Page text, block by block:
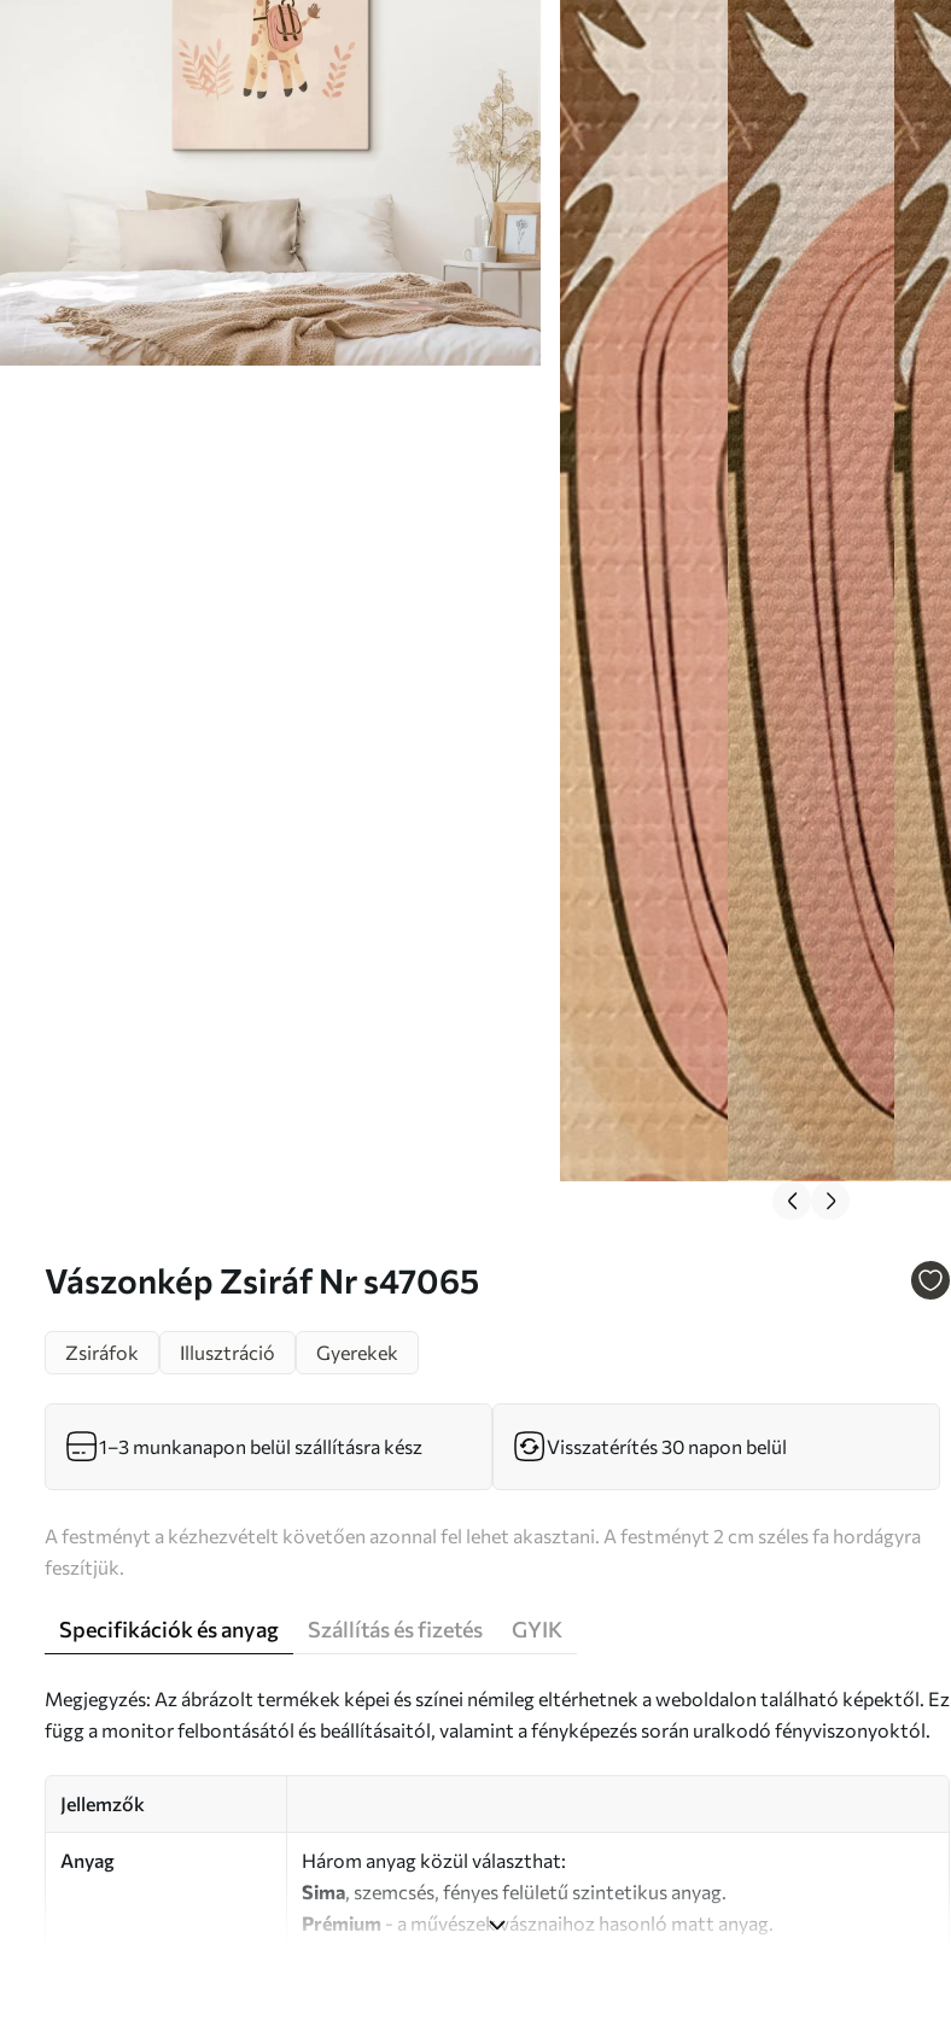
Vászonkép Zsiráf Nr s47065
Zsiráfok Illusztráció Gyerekek
1–3 munkanapon belül szállításra kész Visszatérítés 30 napon belül
A festményt a kézhezvételt követően azonnal fel lehet akasztani. A festményt 2 cm széles fa hordágyra
feszítjük.
Specifikációk és anyag Szállítás és fizetés GYIK
Megjegyzés: Az ábrázolt termékek képei és színei némileg eltérhetnek a weboldalon található képektől. Ez
függ a monitor felbontásától és beállításaitól, valamint a fényképezés során uralkodó fényviszonyoktól.
Jellemzők
Anyag
Három anyag közül választhat:
Sima, szemcsés, fényes felületű szintetikus anyag.
Prémium - a művészek vásznaihoz hasonló matt anyag.